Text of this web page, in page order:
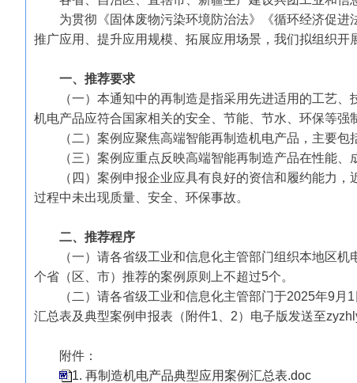
为贯彻《固体废物污染环境防治法》《循环经济促进
推广应用、提升应用规模、拓展应用场景，我们拟组织
一、推荐要求
（一）本通知中的再制造是指采用先进适用的工艺
机电产品应符合国家相关的安全、节能、节水、环保等强
（二）案例应聚焦高端智能再制造机电产品，主要
（三）案例应重点反映高端智能再制造产品在性能
（四）案例申报企业应具有良好的资信和履约能力
过程中未出现质量、安全、环保事故。
二、推荐程序
（一）请各省级工业和信息化主管部门组织本地区
个省（区、市）推荐的案例原则上不超过5个。
（二）请各省级工业和信息化主管部门于2025年9
汇总表及典型案例申报表（附件1、2）电子版发送至
附件：
1. 再制造机电产品典型应用案例汇总表.doc